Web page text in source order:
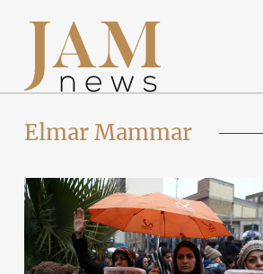
Elmar Mammar